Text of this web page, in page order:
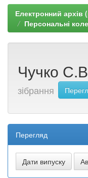
Електронний архів
Персональні
Чучко
зібрання
Перегляд